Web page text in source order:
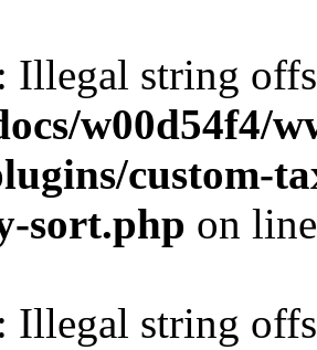
: Illegal string
w00d54f4/
custom-
sort.php on
: Illegal string